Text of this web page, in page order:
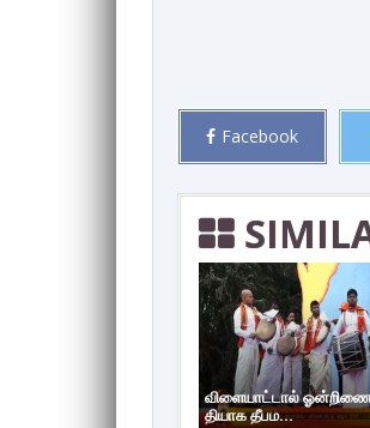
Facebook
விளையாட்டால்
தியாக தீபம...